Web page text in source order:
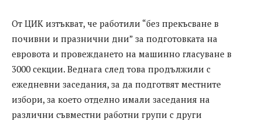
От ЦИК изтъкват, че работили “без прекъсване в
почивни и празнични дни” за подготовката на
евровота и провеждането на машинно гласуване в
3000 секции. Веднага след това продължили с
ежедневни заседания, за да подготвят местните
избори, за което отделно имали заседания на
различни съвместни работни групи с други